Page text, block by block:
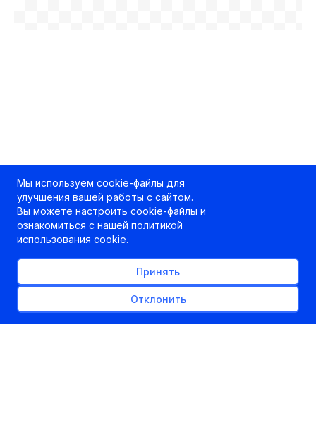
Мы используем cookie-файлы для
улучшения вашей работы с сайтом.
Вы можете настроить cookie-файлы и
ознакомиться с нашей политикой
использования cookie.
Принять
Отклонить